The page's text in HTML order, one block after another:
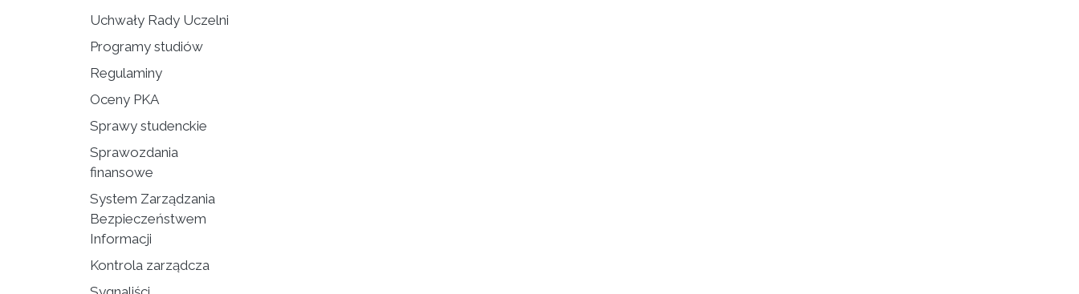
Uchwały Rady Uczelni
Programy studiów
Regulaminy
Oceny PKA
Sprawy studenckie
Sprawozdania
finansowe
System Zarządzania
Bezpieczeństwem
Informacji
Kontrola zarządcza